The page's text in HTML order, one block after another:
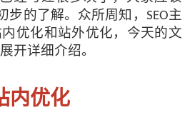
步的了解。众所周知， SEO主
优化和站外优化， 今天的文
开详细介绍。
内优化